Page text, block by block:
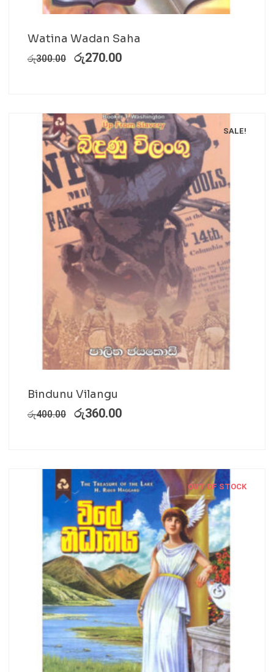
Watina Wadan Saha
රු300.00 රු270.00
SALE!
Bindunu Vilangu
රු400.00 රු360.00
OUT OF STOCK